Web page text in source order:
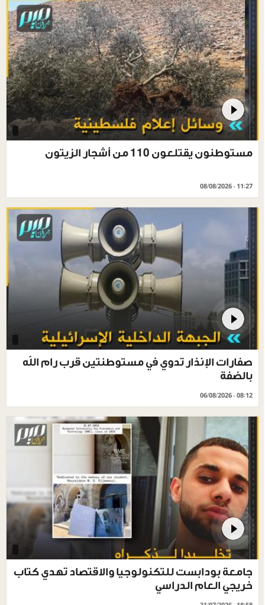
مستوطنون يقتلعون 110 من أشجار الزيتون
08/08/2026 - 11:27
صفارات الإنذار تدوي في مستوطنتين قرب رام الله
بالضفة
06/08/2026 - 08:12
جامعة بودابست للتكنولوجيا والاقتصاد تهدي كتاب
خريجي العام الدراسي